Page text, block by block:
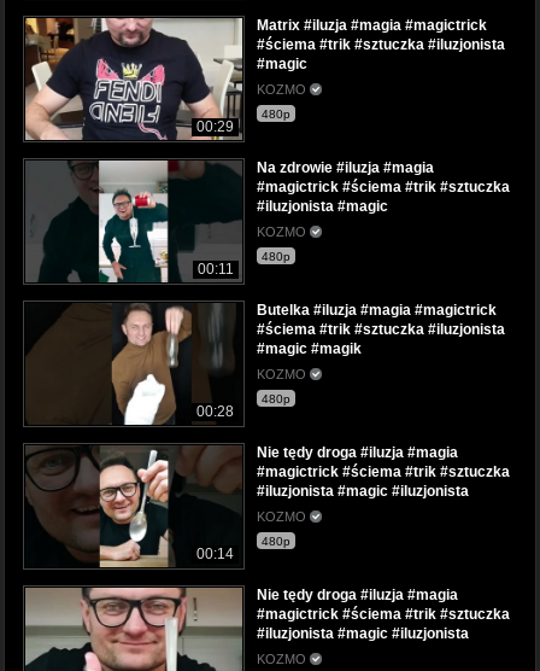
00:29
Matrix #iluzja #magia #magictrick
#ściema #trik #sztuczka #iluzjonista
#magic
KOZMO
480p
00:11
Na zdrowie #iluzja #magia
#magictrick #ściema #trik #sztuczka
#iluzjonista #magic
KOZMO
480p
00:28
Butelka #iluzja #magia #magictrick
#ściema #trik #sztuczka #iluzjonista
#magic #magik
KOZMO
480p
00:14
Nie tędy droga #iluzja #magia
#magictrick #ściema #trik #sztuczka
#iluzjonista #magic #iluzjonista
KOZMO
480p
Nie tędy droga #iluzja #magia
#magictrick #ściema #trik #sztuczka
#iluzjonista #magic #iluzjonista
KOZMO